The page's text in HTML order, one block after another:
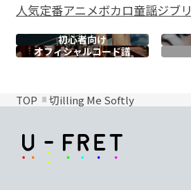
人気定番アニメボカロ童謡ジブリ
初心者向け
オフィシャルコード譜
TOP 切illing Me Softly